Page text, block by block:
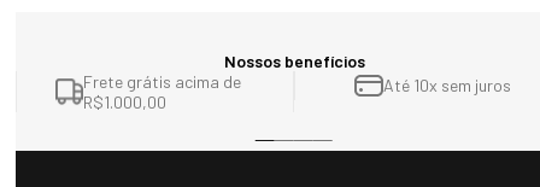
Nossos benefícios
Frete grátis acima de
R$1.000,00
Até 10x sem juros